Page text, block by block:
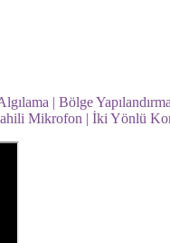
| Bölge
Mikrofon | İki Yönlü